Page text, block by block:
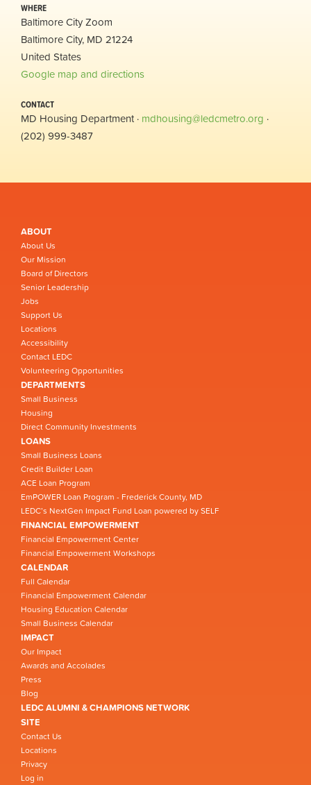
WHERE
Baltimore City Zoom
Baltimore City, MD 21224
United States
Google map and directions
CONTACT
MD Housing Department · mdhousing@ledcmetro.org ·
(202) 999-3487
ABOUT
About Us
Our Mission
Board of Directors
Senior Leadership
Jobs
Support Us
Locations
Accessibility
Contact LEDC
Volunteering Opportunities
DEPARTMENTS
Small Business
Housing
Direct Community Investments
LOANS
Small Business Loans
Credit Builder Loan
ACE Loan Program
EmPOWER Loan Program - Frederick County, MD
LEDC’s NextGen Impact Fund Loan powered by SELF
FINANCIAL EMPOWERMENT
Financial Empowerment Center
Financial Empowerment Workshops
CALENDAR
Full Calendar
Financial Empowerment Calendar
Housing Education Calendar
Small Business Calendar
IMPACT
Our Impact
Awards and Accolades
Press
Blog
LEDC ALUMNI & CHAMPIONS NETWORK
SITE
Contact Us
Locations
Privacy
Log in